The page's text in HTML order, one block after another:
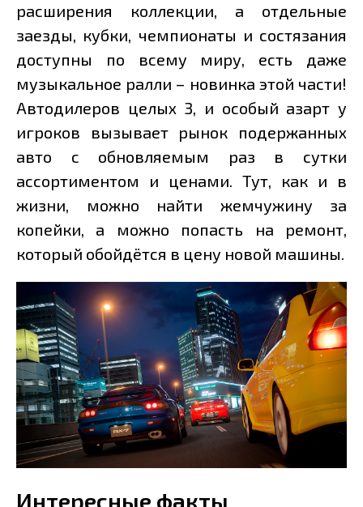
расширения коллекции, а отдельные
заезды, кубки, чемпионаты и состязания
доступны по всему миру, есть даже
музыкальное ралли – новинка этой части!
Автодилеров целых 3, и особый азарт у
игроков вызывает рынок подержанных
авто с обновляемым раз в сутки
ассортиментом и ценами. Тут, как и в
жизни, можно найти жемчужину за
копейки, а можно попасть на ремонт,
который обойдётся в цену новой машины.
Интересные факты